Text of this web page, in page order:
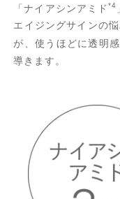
「ナイアシンアミド *4
エイジングサインの
が、使うほどに透明感
導きます。